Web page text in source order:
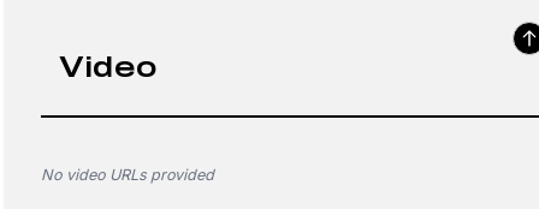
Video
No video URLs provided